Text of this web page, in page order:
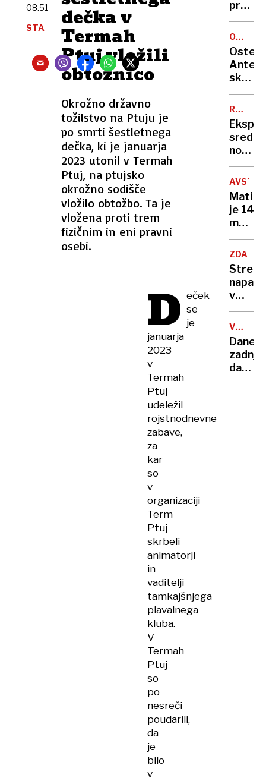
dečka v
Termah
Ptuj vložili
obtožnico
Okrožno državno
tožilstvo na Ptuju je
po smrti šestletnega
dečka, ki je januarja
2023 utonil v Termah
Ptuj, na ptujsko
okrožno sodišče
vložilo obtožbo. Ta je
vložena proti trem
fizičnim in eni pravni
osebi.
08.51
STA
D eček
se
je
januarja
2023
v
Termah
Ptuj
udeležil
rojstnodnevne
zabave,
za
kar
so
v
organizaciji
Term
Ptuj
skrbeli
animatorji
in
vaditelji
tamkajšnjega
plavalnega
kluba.
V
Termah
Ptuj
so
po
nesreči
poudarili,
da
je
bilo
v
klime?
pred
ki ga
je v
le en
OCENA
skriti
biser
tik
za
mejo,
kjer
za
malo
ješ
sredi
noči:
letos
že
15
za
njimi
tuje
Mati
je 14
spala
ob
truplu
moža,
sin ji
je
da
okreva
ZDA
napad
v
tri
VAL
Danes
zadnji
dan